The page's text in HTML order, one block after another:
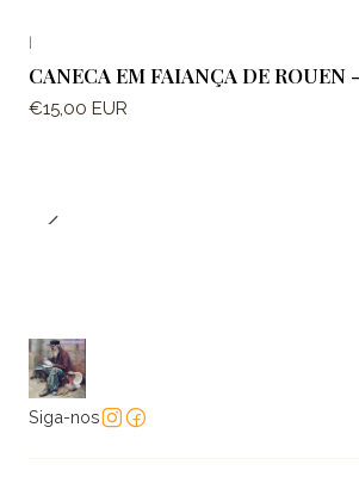
CANECA EM FAIANÇA DE ROUEN
€15,00 EUR
Siga-nos